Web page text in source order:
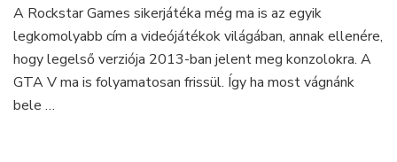
–
a
zsebünkben!
A Rockstar Games sikerjátéka még ma is az egyik
legkomolyabb cím a videójátékok világában, annak ellenére,
hogy legelső verziója 2013-ban jelent meg konzolokra. A
GTA V ma is folyamatosan frissül. Így ha most vágnánk
bele …